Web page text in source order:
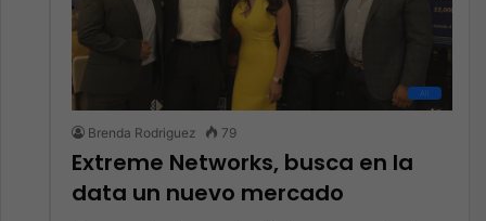
All
Brenda Rodriguez 79
Extreme Networks, busca en la
data un nuevo mercado